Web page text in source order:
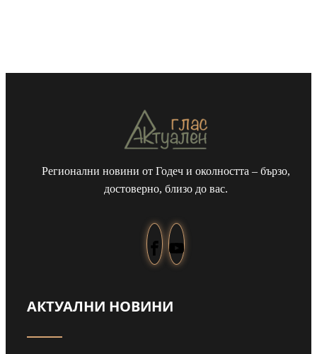
Регионални новини от Годеч и околността – бързо,
достоверно, близо до вас.
АКТУАЛНИ НОВИНИ